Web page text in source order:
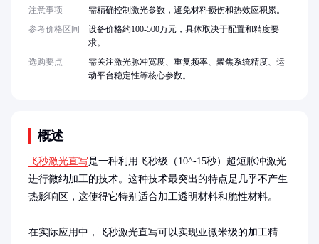
概述
飞秒激光直写是一种利用飞秒级（10^-15秒）超短脉冲激光
进行微纳加工的技术。这种技术最突出的特点是几乎不产生
热影响区，这使得它特别适合加工透明材料和脆性材料。
在实际应用中，飞秒激光直写可以实现亚微米级的加工精
注意事项
需精确控制激光参数，避免材料损伤和热效应积累。
参考价格区间
设备价格约100-500万元，具体取决于配置和精度要
求。
选购要点
需关注激光脉冲宽度、重复频率、聚焦系统精度、运
动平台稳定性等核心参数。